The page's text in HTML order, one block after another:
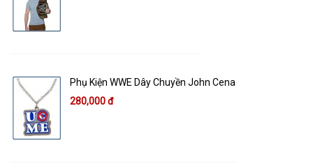
Phụ Kiện WWE Dây Chuyền John Cena
280,000 đ